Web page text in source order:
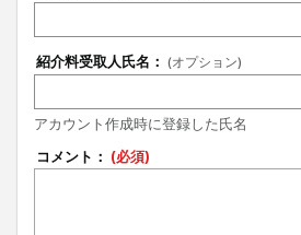
紹介料受取人氏名： (オプション)
アカウント作成時に登録した氏名
コメント： (必須)